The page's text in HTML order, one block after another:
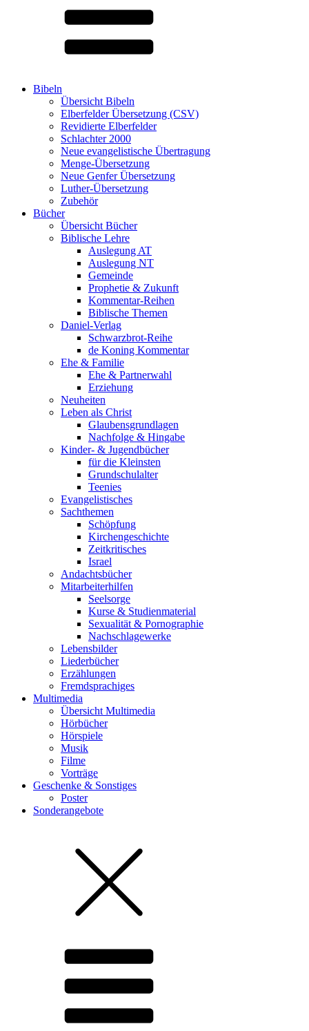
Bibeln
Übersicht Bibeln
Elberfelder Übersetzung (CSV)
Revidierte Elberfelder
Schlachter 2000
Neue evangelistische Übertragung
Menge-Übersetzung
Neue Genfer Übersetzung
Luther-Übersetzung
Zubehör
Bücher
Übersicht Bücher
Biblische Lehre
Auslegung AT
Auslegung NT
Gemeinde
Prophetie & Zukunft
Kommentar-Reihen
Biblische Themen
Daniel-Verlag
Schwarzbrot-Reihe
de Koning Kommentar
Ehe & Familie
Ehe & Partnerwahl
Erziehung
Neuheiten
Leben als Christ
Glaubensgrundlagen
Nachfolge & Hingabe
Kinder- & Jugendbücher
für die Kleinsten
Grundschulalter
Teenies
Evangelistisches
Sachthemen
Schöpfung
Kirchengeschichte
Zeitkritisches
Israel
Andachtsbücher
Mitarbeiterhilfen
Seelsorge
Kurse & Studienmaterial
Sexualität & Pornographie
Nachschlagewerke
Lebensbilder
Liederbücher
Erzählungen
Fremdsprachiges
Multimedia
Übersicht Multimedia
Hörbücher
Hörspiele
Musik
Filme
Vorträge
Geschenke & Sonstiges
Poster
Sonderangebote